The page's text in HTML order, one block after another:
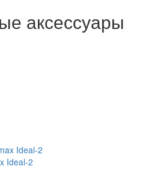
аксессуары
Ideal-2